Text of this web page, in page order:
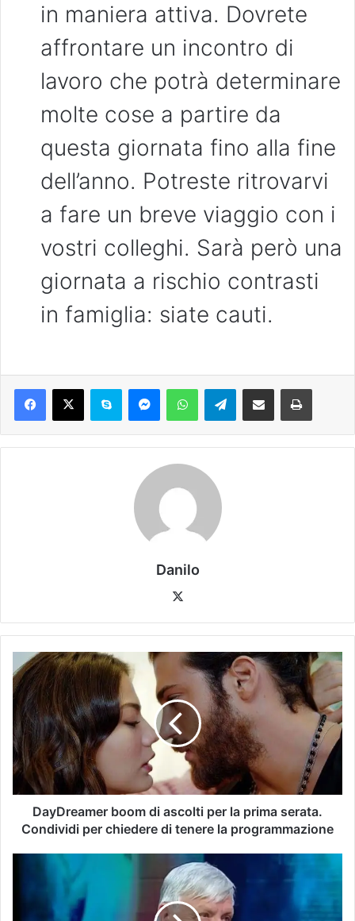
in maniera attiva. Dovrete
affrontare un incontro di
lavoro che potrà determinare
molte cose a partire da
questa giornata fino alla fine
dell’anno. Potreste ritrovarvi
a fare un breve viaggio con i
vostri colleghi. Sarà però una
giornata a rischio contrasti
in famiglia: siate cauti.
Danilo
DayDreamer boom di ascolti per la prima serata.
Condividi per chiedere di tenere la programmazione